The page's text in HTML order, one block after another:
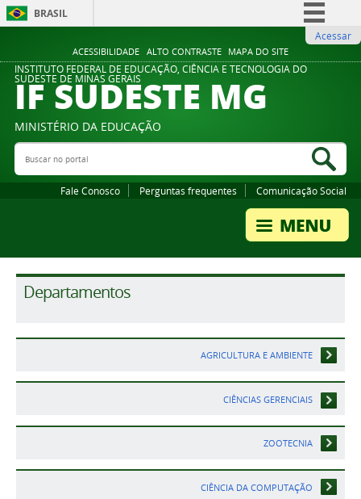
ACESSIBILIDADE ALTO CONTRASTE MAPA DO SITE
BRASIL
Comunica BR
Participe
Legislação
Acessar
INSTITUTO FEDERAL DE EDUCAÇÃO, CIÊNCIA E TECNOLOGIA DO
SUDESTE DE MINAS GERAIS
IF SUDESTE MG
MINISTÉRIO DA EDUCAÇÃO
Buscar no portal
Fale Conosco Perguntas frequentes Comunicação Social
Departamentos
AGRICULTURA E AMBIENTE
CIÊNCIAS GERENCIAIS
ZOOTECNIA
CIÊNCIA DA COMPUTAÇÃO